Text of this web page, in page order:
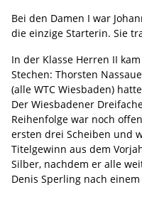
Bei den Damen I war
die einzige Starterin. Sie
In der Klasse Herren II
Stechen: Thorsten
(alle WTC Wiesbaden)
Der Wiesbadener
Reihenfolge war noch
ersten drei Scheiben und
Titelgewinn aus dem
Silber, nachdem er alle
Denis Sperling nach